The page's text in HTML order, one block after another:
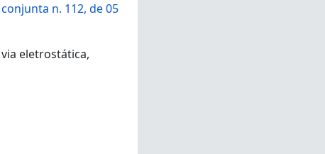
n. 112, de 05
eletrostática,